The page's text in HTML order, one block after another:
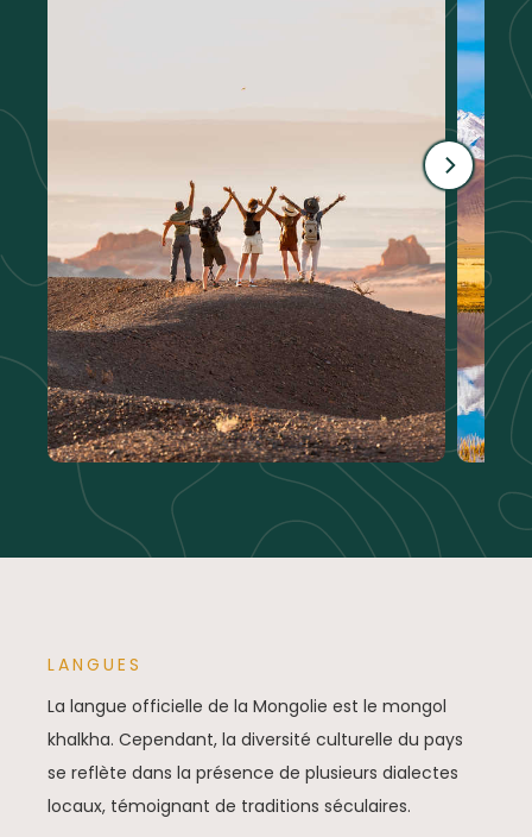
LANGUES
La langue officielle de la Mongolie est le mongol
khalkha. Cependant, la diversité culturelle du pays
se reflète dans la présence de plusieurs dialectes
locaux, témoignant de traditions séculaires.